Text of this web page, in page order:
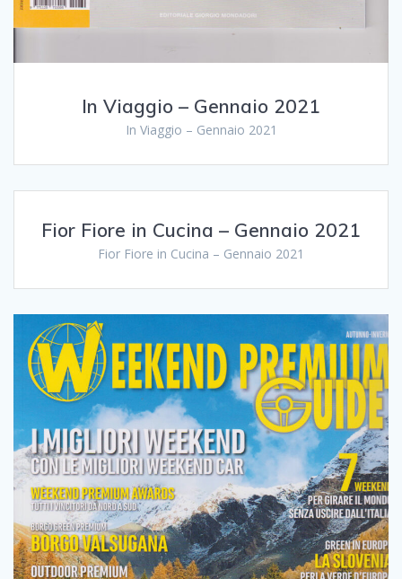
In Viaggio – Gennaio 2021
In Viaggio – Gennaio 2021
Fior Fiore in Cucina – Gennaio 2021
Fior Fiore in Cucina – Gennaio 2021